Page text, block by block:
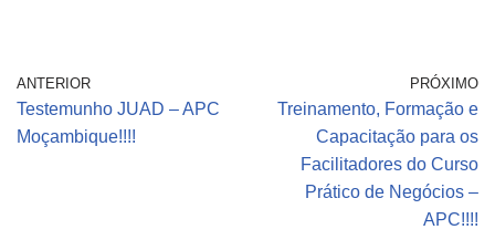
ANTERIOR
Testemunho JUAD – APC
Moçambique!!!!
PRÓXIMO
Treinamento, Formação e
Capacitação para os
Facilitadores do Curso
Prático de Negócios –
APC!!!!